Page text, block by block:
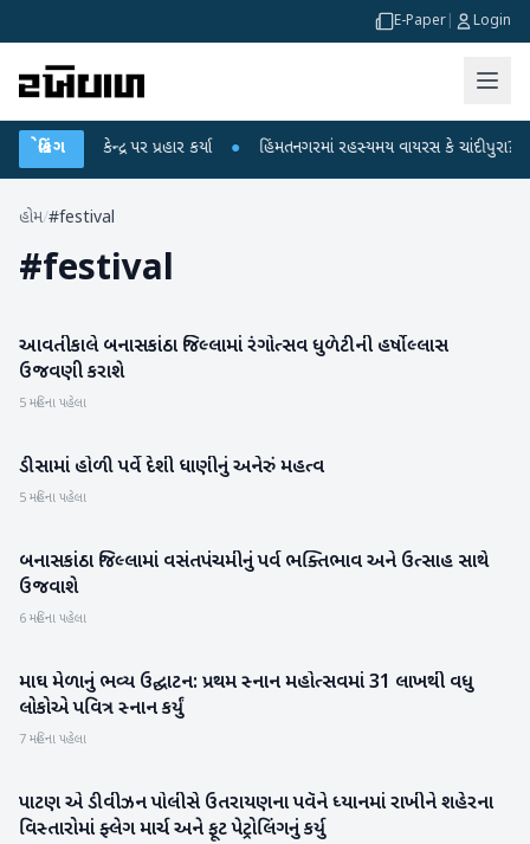
E-Paper Login
બ્રેકિંગ
ગાંધીએ કેન્દ્ર પર પ્રહાર કર્યા ● હિંમતનગરમાં રહસ્યમય વાયરસ કે ચાંદીપુરા? 6
હોમ/#festival
#festival
બનાસકાંઠા
આવતીકાલે બનાસકાંઠા જિલ્લામાં રંગોત્સવ ધુળેટીની હર્ષોલ્લાસ
ઉજવણી કરાશે
5 મહિના પહેલા
બનાસકાંઠા
ડીસામાં હોળી પર્વે દેશી ધાણીનું અનેરું મહત્વ
5 મહિના પહેલા
બનાસકાંઠા
બનાસકાંઠા જિલ્લામાં વસંતપંચમીનું પર્વ ભક્તિભાવ અને ઉત્સાહ સાથે
ઉજવાશે
6 મહિના પહેલા
રાષ્ટ્રીય
માઘ મેળાનું ભવ્ય ઉદ્ઘાટન: પ્રથમ સ્નાન મહોત્સવમાં 31 લાખથી વધુ
લોકોએ પવિત્ર સ્નાન કર્યું
7 મહિના પહેલા
પાટણ
પાટણ એ ડીવીઝન પોલીસે ઉતરાયણના પવૅને ધ્યાનમાં રાખીને શહેરના
વિસ્તારોમાં ફ્લેગ માર્ચ અને ફૂટ પેટ્રોલિંગનું કર્યુ